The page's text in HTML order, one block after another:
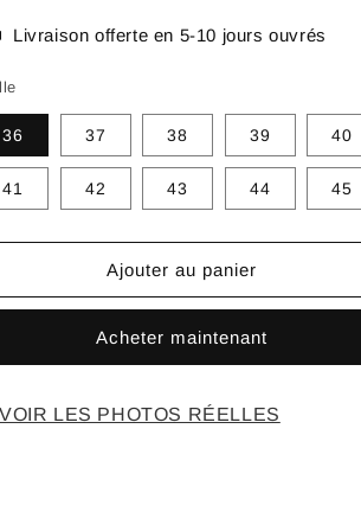
Livraison offerte en 5-10 jours ouvrés
36 37 38 39 40
41 42 43 44 45
Ajouter au panier
Acheter maintenant
VOIR LES PHOTOS RÉELLES